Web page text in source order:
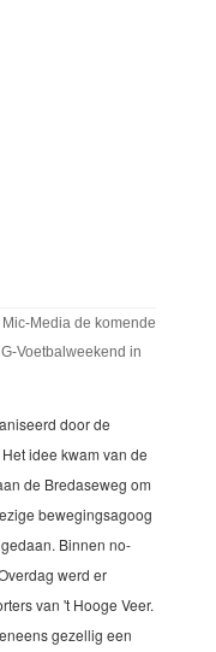
Media de komende
Voetbalweekend in
door de
idee kwam van de
de Bredaseweg om
bewegingsagoog
Binnen no-
werd er
van 't Hooge Veer.
gezellig een